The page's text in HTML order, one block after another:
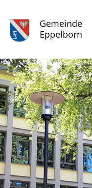
Gemeinde
Eppelborn